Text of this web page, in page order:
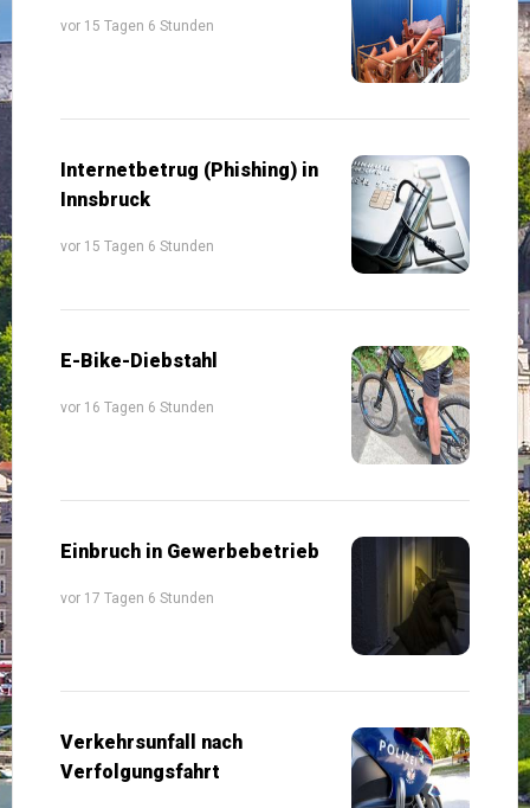
vor 15 Tagen 6 Stunden
Internetbetrug (Phishing) in
Innsbruck
vor 15 Tagen 6 Stunden
E-Bike-Diebstahl
vor 16 Tagen 6 Stunden
Einbruch in Gewerbebetrieb
vor 17 Tagen 6 Stunden
Verkehrsunfall nach
Verfolgungsfahrt